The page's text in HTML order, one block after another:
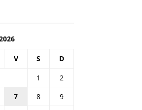
V S D
1
2
7 8
9